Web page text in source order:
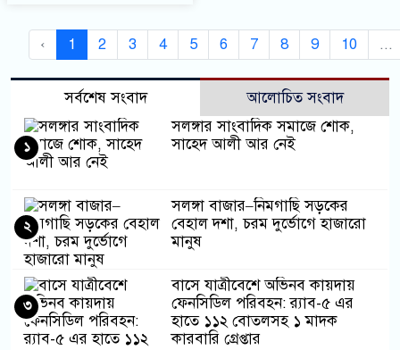
‹ 1 2 3 4 5 6 7 8 9 10 ...
সর্বশেষ সংবাদ
আলোচিত সংবাদ
সলঙ্গার সাংবাদিক সমাজে শোক,
সাহেদ আলী আর নেই
১
সলঙ্গা বাজার–নিমগাছি সড়কের
বেহাল দশা, চরম দুর্ভোগে হাজারো
মানুষ
২
বাসে যাত্রীবেশে অভিনব কায়দায়
ফেনসিডিল পরিবহন: র‍্যাব-৫ এর
হাতে ১১২ বোতলসহ ১ মাদক
কারবারি গ্রেপ্তার
৩